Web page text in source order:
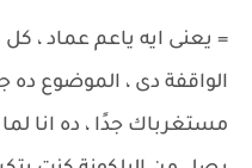
= يعنى ايه ياعم عماد ،
الواقفة دى ، الموضوع ده
مستغرباك جدًا ، ده انا